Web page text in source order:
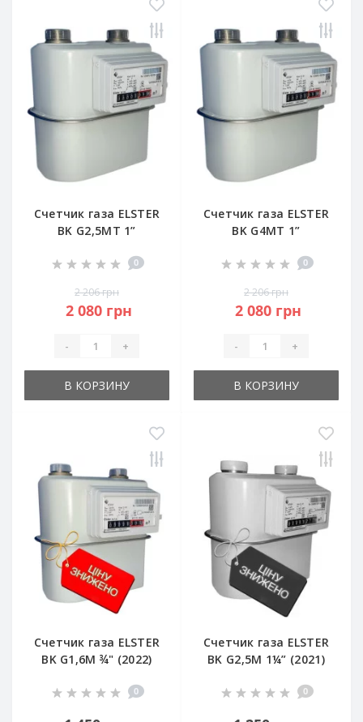
Счетчик газа ELSTER
BK G2,5MT 1”
0
2 206 грн
2 080 грн
- +
В КОРЗИНУ
Счетчик газа ELSTER
BK G4MT 1”
0
2 206 грн
2 080 грн
- +
В КОРЗИНУ
Счетчик газа ELSTER
BK G1,6M ¾" (2022)
0
Счетчик газа ELSTER
BK G2,5M 1¼” (2021)
0